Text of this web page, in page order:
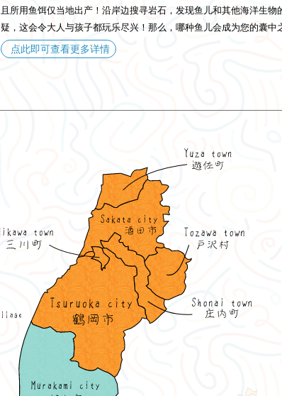
且所用鱼饵仅当地出产！沿岸边搜寻岩石，发现鱼儿和其他海洋生
疑，这会令大人与孩子都玩乐尽兴！那么，哪种鱼儿会成为您的囊中
点此即可查看更多详情